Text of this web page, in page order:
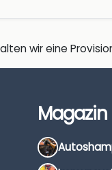
wir eine
Magazin